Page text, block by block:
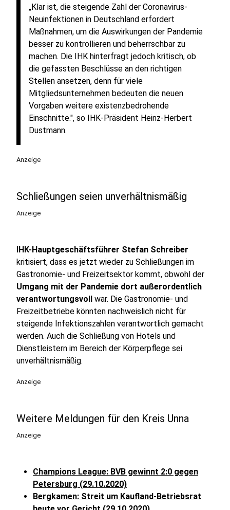
„Klar ist, die steigende Zahl der Coronavirus-
Neuinfektionen in Deutschland erfordert
Maßnahmen, um die Auswirkungen der Pandemie
besser zu kontrollieren und beherrschbar zu
machen. Die IHK hinterfragt jedoch kritisch, ob
die gefassten Beschlüsse an den richtigen
Stellen ansetzen, denn für viele
Mitgliedsunternehmen bedeuten die neuen
Vorgaben weitere existenzbedrohende
Einschnitte.", so IHK-Präsident Heinz-Herbert
Dustmann.
Anzeige
Schließungen seien unverhältnismäßig
Anzeige
IHK-Hauptgeschäftsführer Stefan Schreiber
kritisiert, dass es jetzt wieder zu Schließungen im
Gastronomie- und Freizeitsektor kommt, obwohl der
Umgang mit der Pandemie dort außerordentlich
verantwortungsvoll war. Die Gastronomie- und
Freizeitbetriebe könnten nachweislich nicht für
steigende Infektionszahlen verantwortlich gemacht
werden. Auch die Schließung von Hotels und
Dienstleistern im Bereich der Körperpflege sei
unverhältnismäßig.
Anzeige
Weitere Meldungen für den Kreis Unna
Anzeige
Champions League: BVB gewinnt 2:0 gegen
Petersburg (29.10.2020)
Bergkamen: Streit um Kaufland-Betriebsrat